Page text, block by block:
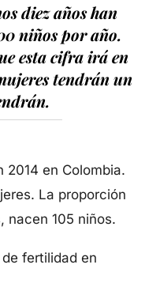
diez años han
niños por año.
esta cifra irá en
tendrán un
2014 en Colombia.
La proporción
nacen 105 niños.
fertilidad en